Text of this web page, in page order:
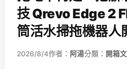
技 Qrevo Edge 2
筒活水掃拖機器人
2026/8/4作者： 阿湯分類： 開箱